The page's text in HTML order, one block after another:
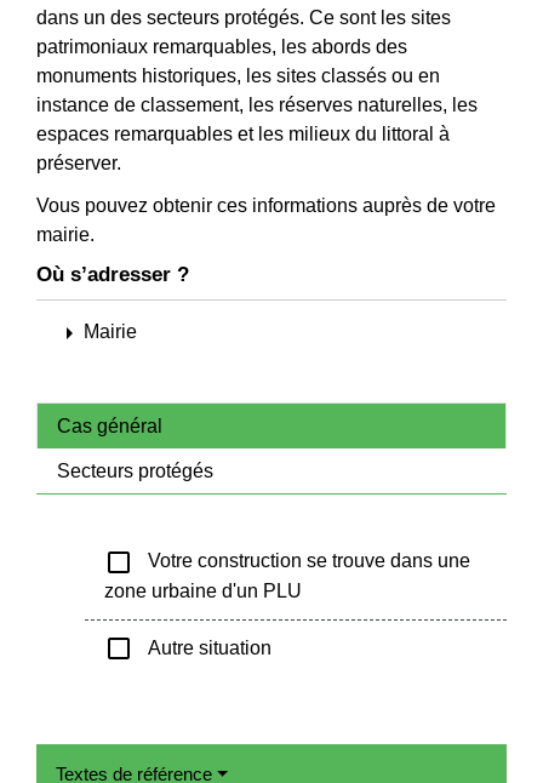
dans un des secteurs protégés. Ce sont les sites
patrimoniaux remarquables, les abords des
monuments historiques, les sites classés ou en
instance de classement, les réserves naturelles, les
espaces remarquables et les milieux du littoral à
préserver.
Vous pouvez obtenir ces informations auprès de votre
mairie.
Où s’adresser ?
arrow_right Mairie
Cas général
Secteurs protégés
check_box_outline_blank
Votre construction se trouve dans une
zone urbaine d'un PLU
check_box_outline_blank Autre situation
Textes de référence